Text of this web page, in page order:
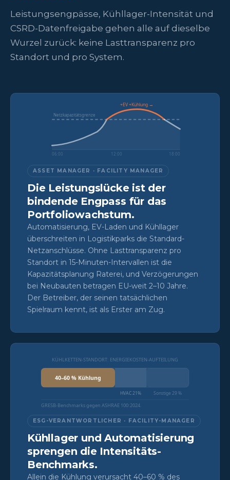
Leistungsengpässe, Kühllager-Intensität und
CSRD-Datenfreigabe gehen alle auf dieselbe
Wurzel zurück: keine Lasttransparenz pro
Standort und pro System.
Netzkapazitätsgrenze
06:00 12:00 18:00
+EV +Kühlung →
ASSET MANAGER · FACILITY MANAGER
Die Leistungslücke ist der
bindende Engpass für das
Portfoliowachstum.
Automatisierung, EV-Laden und Kühllager
überschreiten in Logistikparks die Standard-
Netzanschlüsse. Ohne Lasttransparenz pro
Standort in 15-Minuten-Intervallen ist die
Kapazitätsplanung Raterei, und Verzögerungen
bei Neubauten betragen EU-weit 2–10 Jahre.
Der Betreiber, der seinen tatsächlichen
Spielraum kennt, ist als Erster am Zug.
KÜHLKETTEN-STANDORT: ENERGIEKOSTEN-AUFTEILUNG
40–60 % Kühlung
HVAC 21% Sonstige 29 %
GRESB-Benchmarks gegen ASHRAE 100:2024.
ESG-VERANTWORTLICHER · FACILITY-MANAGER
Kühllager und Automatisierung
sprengen die Intensitäts-
Benchmarks.
Allein die Kühlung verursacht 40–60 % des